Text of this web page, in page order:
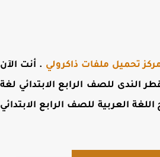
تحميل ملفات ذاكرولي. أنت الآن
للصف الرابع الابتدائي لغة
العربية للصف الرابع الابتدائي